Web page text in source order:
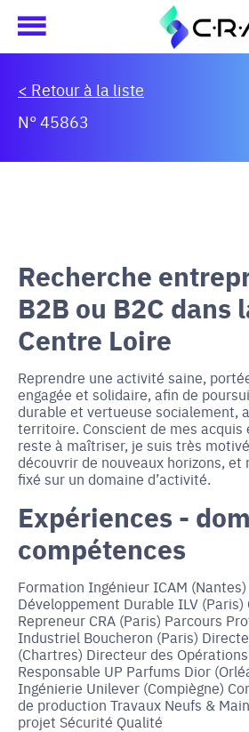
< Retour à la liste
N° 45863
Recherche
B2B ou B2C dans
Centre Loire
Reprendre une activité saine,
engagée et solidaire, afin de
durable et vertueuse socialement,
territoire. Conscient de mes acquis
reste à maîtriser, je suis très
découvrir de nouveaux horizons, et
fixé sur un domaine d’activité.
Expériences -
compétences
Formation Ingénieur ICAM
Développement Durable ILV
Repreneur CRA (Paris) Parcours
Industriel Boucheron (Paris)
(Chartres) Directeur des
Responsable UP Parfums Dior
Ingénierie Unilever (Compiègne)
de production Travaux Neufs &
projet Sécurité Qualité